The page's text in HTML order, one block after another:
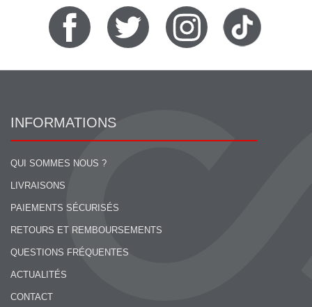
INFORMATIONS
QUI SOMMES NOUS ?
LIVRAISONS
PAIEMENTS SÉCURISÉS
RETOURS ET REMBOURSEMENTS
QUESTIONS FRÉQUENTES
ACTUALITÉS
CONTACT